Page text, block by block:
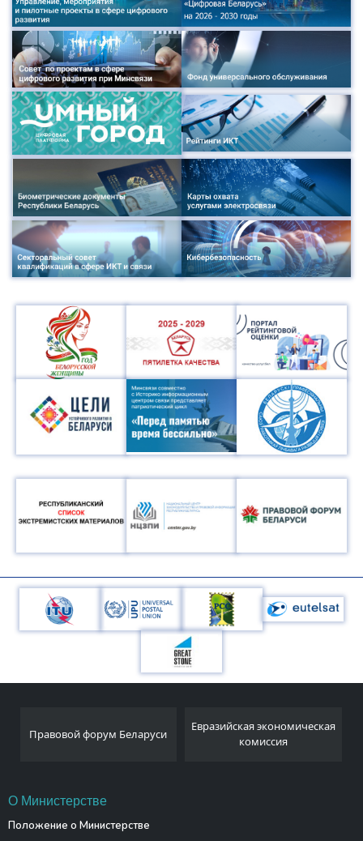
комиссия
статистический комитет
Республики Беларусь
О Министерстве
Положение о Министерстве